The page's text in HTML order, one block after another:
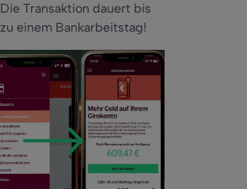
Die Transaktion dauert bis
zu einem Bankarbeitstag!